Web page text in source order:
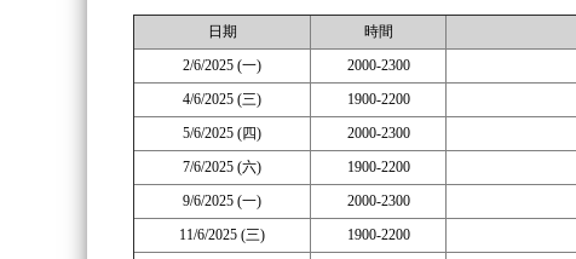
日期 時間
2/6/2025 (一)
2000-2300
4/6/2025 (三)
1900-2200
5/6/2025 (四)
2000-2300
7/6/2025 (六)
1900-2200
9/6/2025 (一)
2000-2300
11/6/2025 (三)
1900-2200